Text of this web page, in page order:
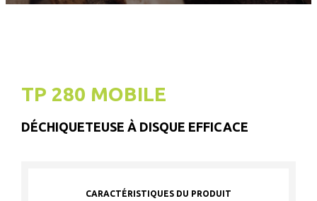
TP 280 MOBILE
DÉCHIQUETEUSE À DISQUE EFFICACE
CARACTÉRISTIQUES DU PRODUIT